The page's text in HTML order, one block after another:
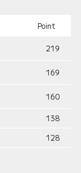
Point
219
169
160
138
128